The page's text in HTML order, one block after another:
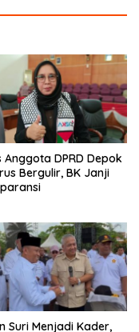
Anggota DPRD Depok
Bergulir, BK Janji
Suri Menjadi Kader,